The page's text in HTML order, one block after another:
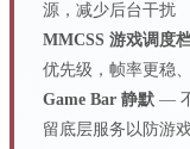
源，减少后台干扰
MMCSS 游戏调度
优先级，帧率更稳
Game Bar 静默 —
留底层服务以防游